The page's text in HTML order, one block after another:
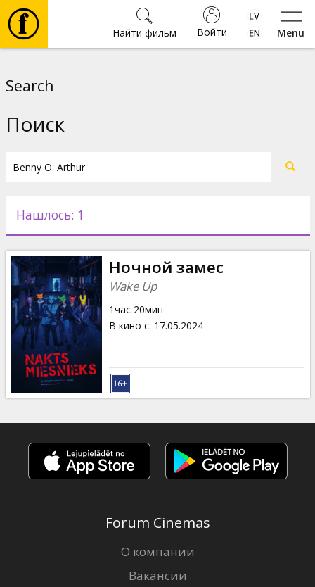
Menu
Войти
Найти фильм
Новости
Подарки
Кинозакуски
B2B
Клуб
Search
Поиск
Нашлось: 1
Ночной замес
Wake Up
1час 20мин
В кино с: 17.05.2024
Forum Cinemas
О компании
Вакансии